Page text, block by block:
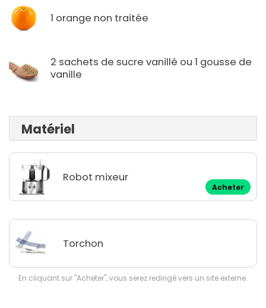
1 orange non traitée
2 sachets de sucre vanillé ou 1 gousse de
vanille
Matériel
Robot mixeur
Acheter
Torchon
En cliquant sur "Acheter", vous serez redirigé vers un site externe.